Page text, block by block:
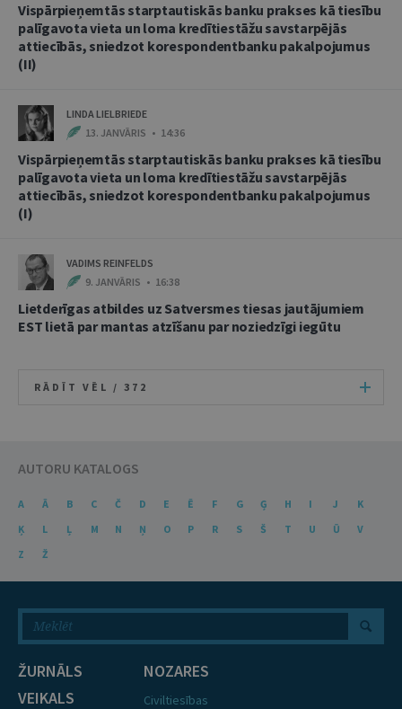
Vispārpieņemtās starptautiskās banku prakses kā tiesību
palīgavota vieta un loma kredītiestāžu savstarpējās
attiecībās, sniedzot korespondentbanku pakalpojumus
(II)
LINDA LIELBRIEDE
13. JANVĀRIS • 14:36
Vispārpieņemtās starptautiskās banku prakses kā tiesību
palīgavota vieta un loma kredītiestāžu savstarpējās
attiecībās, sniedzot korespondentbanku pakalpojumus
(I)
VADIMS REINFELDS
9. JANVĀRIS • 16:38
Lietderīgas atbildes uz Satversmes tiesas jautājumiem
EST lietā par mantas atzīšanu par noziedzīgi iegūtu
RĀDĪT VĒL / 372
AUTORU KATALOGS
A Ā B C Č D E Ē F G Ģ H I J
K
Ķ
L Ļ M N Ņ O P R S Š T U Ū
V
Z
Ž
ŽURNĀLS
VEIKALS
NOZARES
Civiltiesības